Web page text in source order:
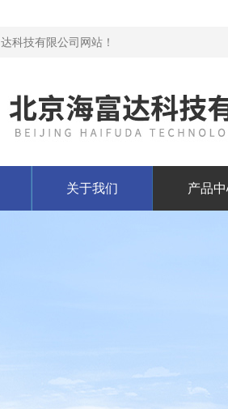
科技有限公司网站！
关于我们 产品